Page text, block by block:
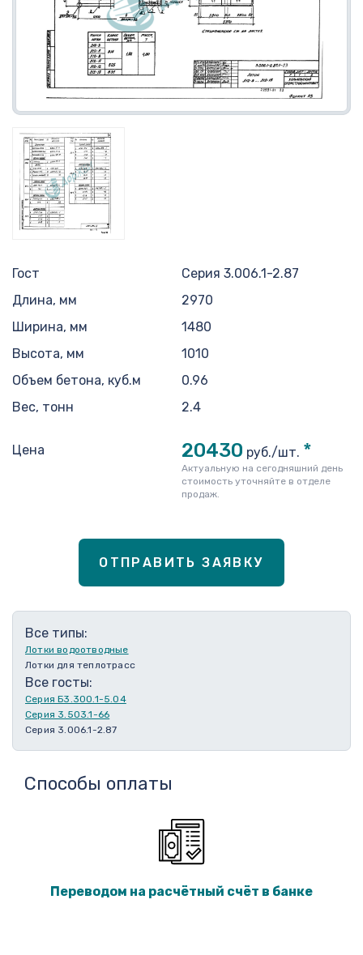
Гост
Серия 3.006.1-2.87
Длина, мм
2970
Ширина, мм
1480
Высота, мм
1010
Объем бетона, куб.м
0.96
Вес, тонн
2.4
Цена 20430 руб./шт. *
Актуальную на сегодняшний день
стоимость уточняйте в отделе
продаж.
ОТПРАВИТЬ ЗАЯВКУ
Все типы:
Лотки водоотводные
Лотки для теплотрасс
Все госты:
Серия Б3.300.1-5.04
Серия 3.503.1-66
Серия 3.006.1-2.87
Способы оплаты
Переводом на расчётный счёт в банке